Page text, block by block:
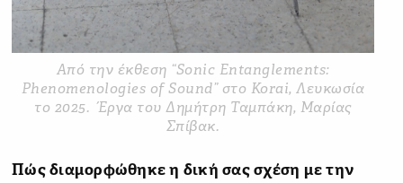
Από την έκθεση “Sonic Entanglements:
Phenomenologies of Sound” στο Korai, Λευκωσία
το 2025. Έργα του Δημήτρη Ταμπάκη, Μαρίας
Σπίβακ.
Πώς διαμορφώθηκε η δική σας σχέση με την